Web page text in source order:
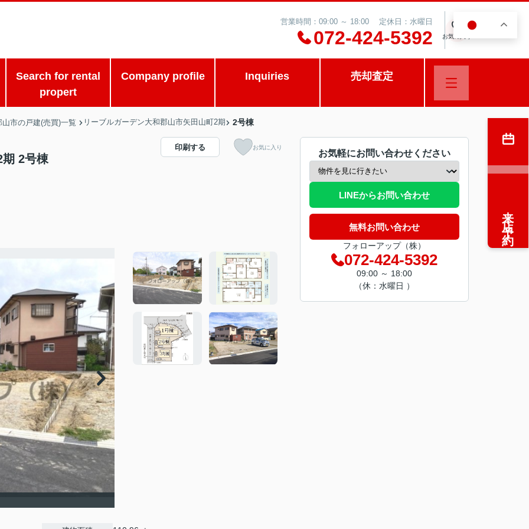
営業時間：09:00 ～ 18:00 定休日：水曜日
072-424-5392 お気に入り
Search for rental
propert
Company profile Inquiries 売却査定
山市の戸建(売買)一覧 リーブルガーデン大和郡山市矢田山町2期 2号棟
2号棟
印刷する お気に入り
お気軽にお問い合わせください
LINEからお問い合わせ
無料お問い合わせ
フォローアップ（株）
072-424-5392
09:00 ～ 18:00
（休：水曜日 ）
来店予約